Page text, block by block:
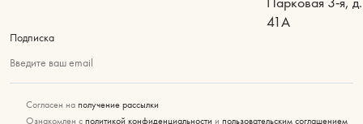
41А
Подписка
Введите ваш email
Согласен на получение рассылки
Ознакомлен с политикой конфиденциальности и пользовательским соглашением